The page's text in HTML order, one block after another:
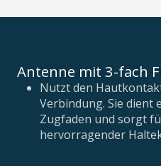
Antenne mit 3-fach
Nutzt den
Verbindung. Sie dient
Zugfaden und sorgt
hervorragender